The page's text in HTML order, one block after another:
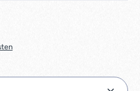
gewünschten Wert ein